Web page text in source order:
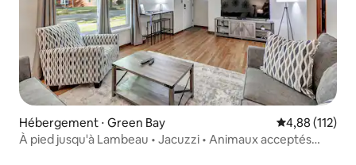
Hébergement ⋅ Green Bay Évaluation
4,88 (112)
À pied jusqu'à Lambeau • Jacuzzi • Animaux acceptés